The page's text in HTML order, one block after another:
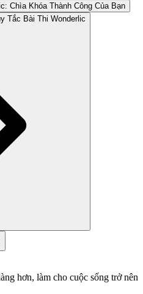
Chìa Khóa Thành Công Của Bạn
Tắc Bài Thi Wonderlic
hơn, làm cho cuộc sống trở nên